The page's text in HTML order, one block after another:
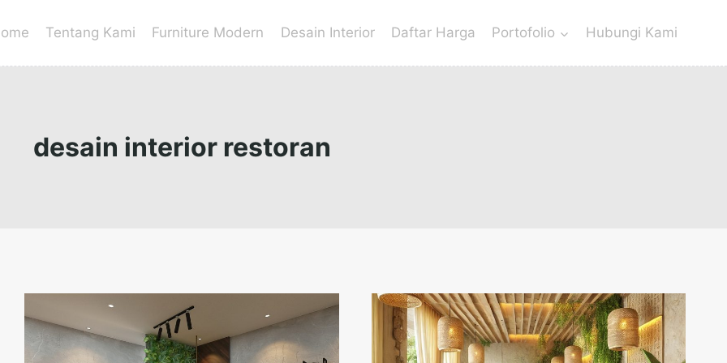
Tentang Kami Furniture Modern Desain Interior Daftar Harga Portofolio Hubungi Kami
desain interior restoran